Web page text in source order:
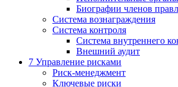
Биографии членов
Система вознаграждения
Система контроля
Система внутреннего
Внешний аудит
7 Управление рисками
Риск-менеджмент
Ключевые риски